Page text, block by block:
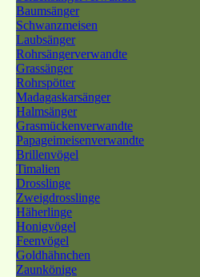
Baumsänger
Schwanzmeisen
Laubsänger
Rohrsängerverwandte
Grassänger
Rohrspötter
Madagaskarsänger
Halmsänger
Grasmückenverwandte
Papageimeisenverwandte
Brillenvögel
Timalien
Drosslinge
Zweigdrosslinge
Häherlinge
Honigvögel
Feenvögel
Goldhähnchen
Zaunkönige